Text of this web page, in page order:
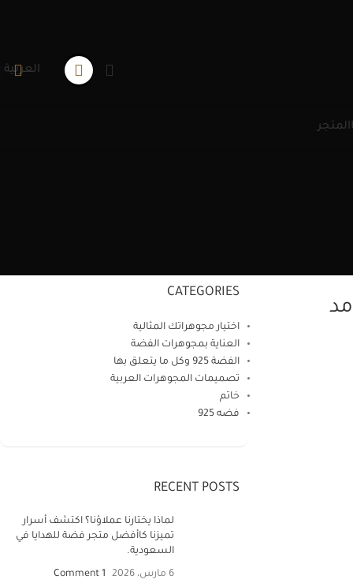
العربية
المتجر
CATEGORIES
اختيار مجوهراتك المثالية
العناية بمجوهرات الفضة
الفضة 925 وكل ما يتعلق بها
تصميمات المجوهرات العربية
خاتم
فضه 925
RECENT POSTS
لماذا يختارنا عملاؤنا؟ اكتشف أسرار
تميزنا كاأفضل متجر فضة للهدايا في
السعودية.
6 مارس، 2026 1 Comment